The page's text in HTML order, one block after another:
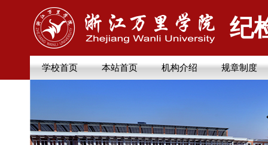
纪
学校首页 本站首页 机构介绍 规章制度